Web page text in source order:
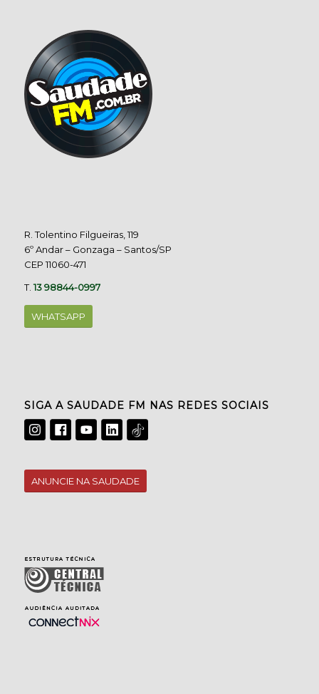
R. Tolentino Filgueiras, 119
6º Andar – Gonzaga – Santos/SP
CEP 11060-471
T.13 98844-0997
WHATSAPP
SIGA A SAUDADE FM NAS REDES SOCIAIS
ANUNCIE NA SAUDADE